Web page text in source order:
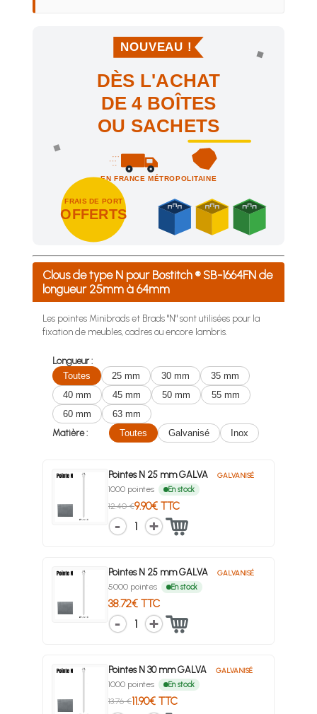
NOUVEAU !
DÈS L'ACHAT
DE 4 BOÎTES
OU SACHETS
EN FRANCE MÉTROPOLITAINE
FRAIS DE PORT
OFFERTS
Achetez 4 sachets ou boîtes d'agrafes ou de pointes et
Clous de type N pour Bostitch ® SB-1664FN de
longueur 25mm à 64mm
Les pointes Minibrads et Brads "N" sont utilisées pour la
fixation de meubles, cadres ou encore lambris.
Longueur :
Toutes
25 mm 30 mm
35 mm
40 mm
45 mm 50 mm
55 mm
60 mm
63 mm
Matière :
Toutes Galvanisé Inox
Pointes N 25 mm GALVA GALVANISÉ
1000 pointes En stock
12.40 €9.90€ TTC
1
Pointes N 25 mm GALVA GALVANISÉ
5000 pointes En stock
38.72€ TTC
1
Pointes N 30 mm GALVA GALVANISÉ
1000 pointes En stock
13.76 €11.90€ TTC